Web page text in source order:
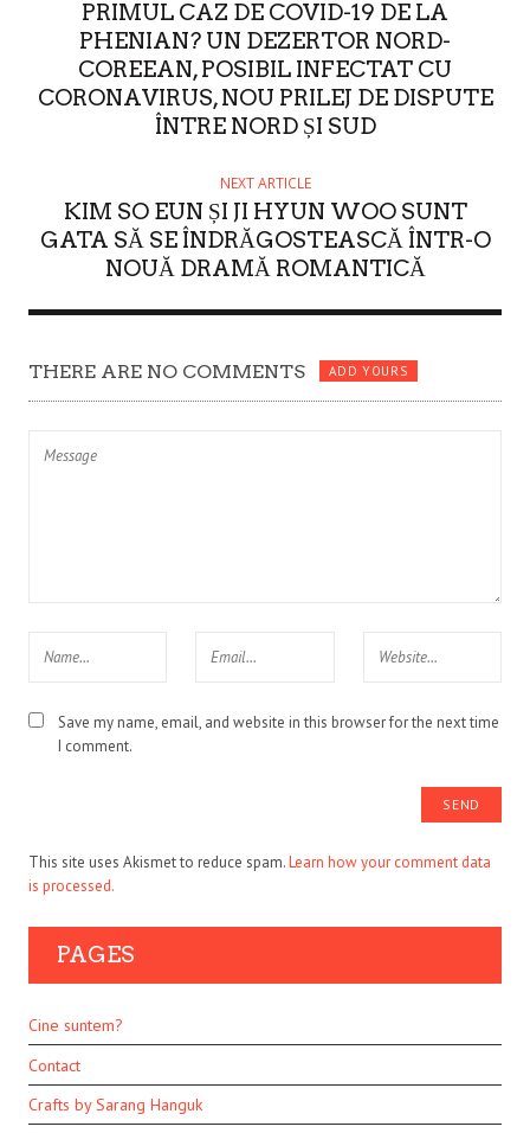
PRIMUL CAZ DE COVID-19 DE LA
PHENIAN? UN DEZERTOR NORD-
COREEAN, POSIBIL INFECTAT CU
CORONAVIRUS, NOU PRILEJ DE DISPUTE
ÎNTRE NORD ȘI SUD
NEXT ARTICLE
KIM SO EUN ȘI JI HYUN WOO SUNT
GATA SĂ SE ÎNDRĂGOSTEASCĂ ÎNTR-O
NOUĂ DRAMĂ ROMANTICĂ
THERE ARE NO COMMENTS ADD YOURS
Save my name, email, and website in this browser for the next time
I comment.
This site uses Akismet to reduce spam.Learn how your comment data
is processed.
PAGES
Cine suntem?
Contact
Crafts by Sarang Hanguk